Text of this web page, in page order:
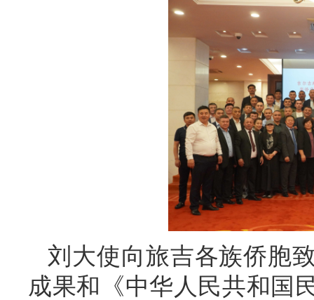
刘大使向旅吉各族侨胞
成果和《中华人民共和国